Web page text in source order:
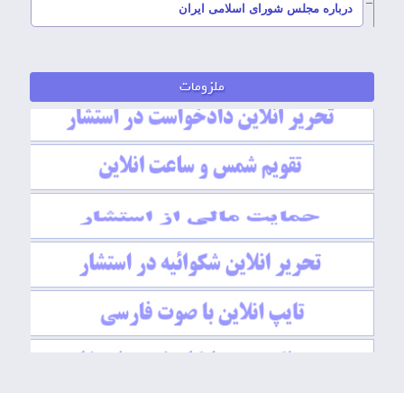
درباره مجلس شورای اسلامی ایران